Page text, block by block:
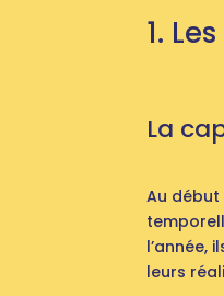
1.
La
Au début
l’année,
leurs